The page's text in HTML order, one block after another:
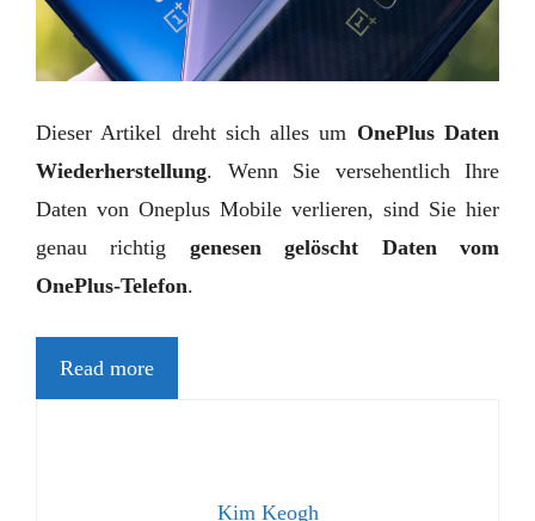
Dieser Artikel dreht sich alles um OnePlus Daten
Wiederherstellung. Wenn Sie versehentlich Ihre
Daten von Oneplus Mobile verlieren, sind Sie hier
genau richtig genesen gelöscht Daten vom
OnePlus-Telefon.
Read more
Kim Keogh